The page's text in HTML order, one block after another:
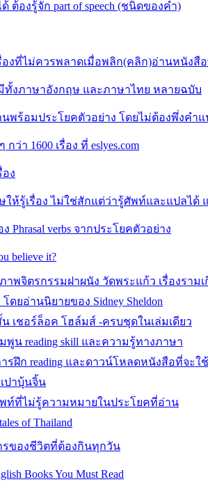
ต้องรู้จัก part of speech (ชนิดของคำ)
องที่ไม่ควรพลาดเมื่อพลิก(คลิก)อ่านหนังสื
ทั้งภาษาอังกฤษ และภาษาไทย หลายฉบับ
พร้อมประโยคตัวอย่าง โดยไม่ต้องพึ่งคำแ
ว่า 1600 เรื่อง ที่ eslyes.com
อง
ห้รู้เรื่อง ไม่ใช่สักแต่ว่ารู้ศัพท์และแปลได้
Phrasal verbs จากประโยคตัวอย่าง
believe it?
พจิตรกรรมฝาผนัง วัดพระแก้ว เรื่องรามเ
ยอ่านนิยายของ Sidney Sheldon
น เชอร์ล็อค โฮล์มส์ -ครบชุดในเล่มเดียว
พูน reading skill และความรู้ทางภาษา
ฝึก reading และดาวน์โหลดหนังสือที่จะใ
ปาบุ้นจิ้น
พท์ที่ไม่รู้ความหมายในประโยคที่อ่าน
of Thailand
รของชีวิตที่ต้องกินทุกวัน
Books You Must Read